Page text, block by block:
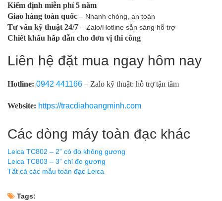
Kiểm định miễn phí 5 năm
Giao hàng toàn quốc – Nhanh chóng, an toàn
Tư vấn kỹ thuật 24/7 – Zalo/Hotline sẵn sàng hỗ trợ
Chiết khấu hấp dẫn cho đơn vị thi công
Liên hệ đặt mua ngay hôm nay
Hotline: 0942 441166 – Zalo kỹ thuật: hỗ trợ tận tâm
Website: https://tracdiahoangminh.com
Các dòng máy toàn đạc khác
Leica TC802 – 2” có đo không gương
Leica TC803 – 3” chỉ đo gương
Tất cả các mẫu toàn đạc Leica
Tags: